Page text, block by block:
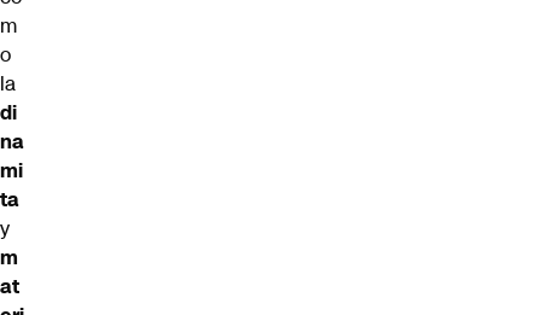
m
o
la
di
na
mi
ta
y
m
at